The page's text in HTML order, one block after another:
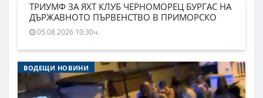
ТРИУМФ ЗА ЯХТ КЛУБ ЧЕРНОМОРЕЦ БУРГАС НА
ДЪРЖАВНОТО ПЪРВЕНСТВО В ПРИМОРСКО
05.08.2026 10:30ч.
ВОДЕЩИ НОВИНИ